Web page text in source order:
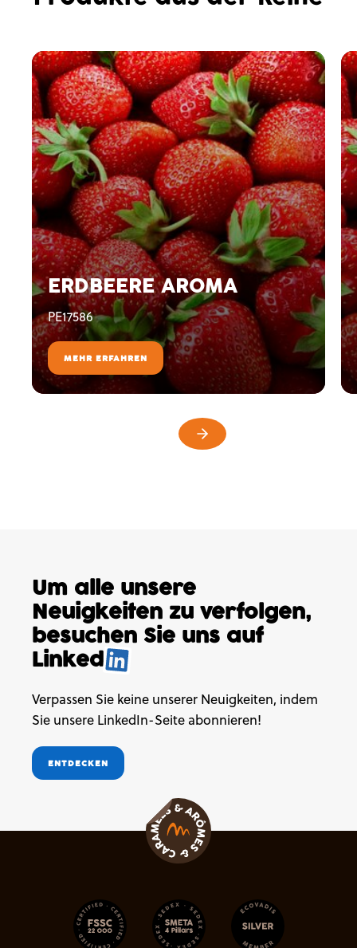
ERDBEERE AROMA
PE17586
MEHR ERFAHREN
Um alle unsere
Neuigkeiten zu verfolgen,
besuchen Sie uns auf
Linked.
Verpassen Sie keine unserer Neuigkeiten, indem
Sie unsere LinkedIn-Seite abonnieren!
ENTDECKEN